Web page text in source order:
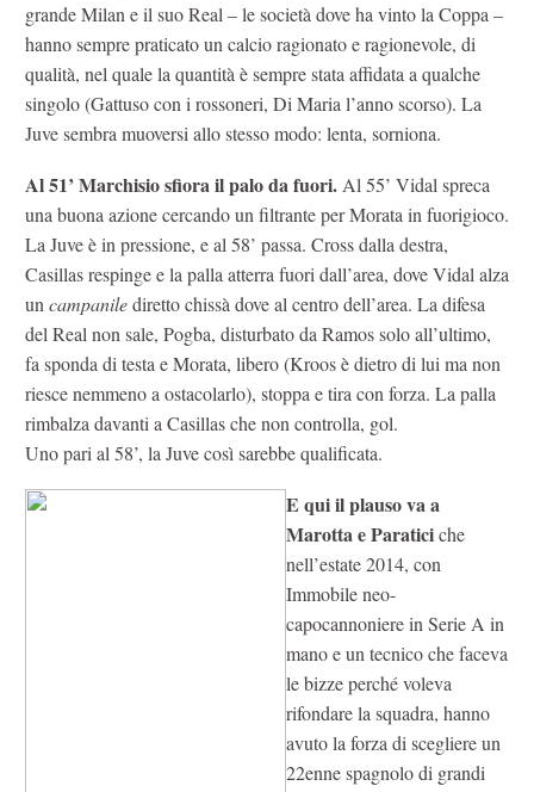
grande Milan e il suo Real – le società dove ha vinto la Coppa –
hanno sempre praticato un calcio ragionato e ragionevole, di
qualità, nel quale la quantità è sempre stata affidata a qualche
singolo (Gattuso con i rossoneri, Di Maria l’anno scorso). La
Juve sembra muoversi allo stesso modo: lenta, sorniona.
Al 51’ Marchisio sfiora il palo da fuori. Al 55’ Vidal spreca
una buona azione cercando un filtrante per Morata in fuorigioco.
La Juve è in pressione, e al 58’ passa. Cross dalla destra,
Casillas respinge e la palla atterra fuori dall’area, dove Vidal alza
un campanilediretto chissà dove al centro dell’area. La difesa
del Real non sale, Pogba, disturbato da Ramos solo all’ultimo,
fa sponda di testa e Morata, libero (Kroos è dietro di lui ma non
riesce nemmeno a ostacolarlo), stoppa e tira con forza. La palla
rimbalza davanti a Casillas che non controlla, gol.
Uno pari al 58’, la Juve così sarebbe qualificata.
E qui il plauso va a
Marotta e Paraticiche
nell’estate 2014, con
Immobile neo-
capocannoniere in Serie A in
mano e un tecnico che faceva
le bizze perché voleva
rifondare la squadra, hanno
avuto la forza di scegliere un
22enne spagnolo di grandi